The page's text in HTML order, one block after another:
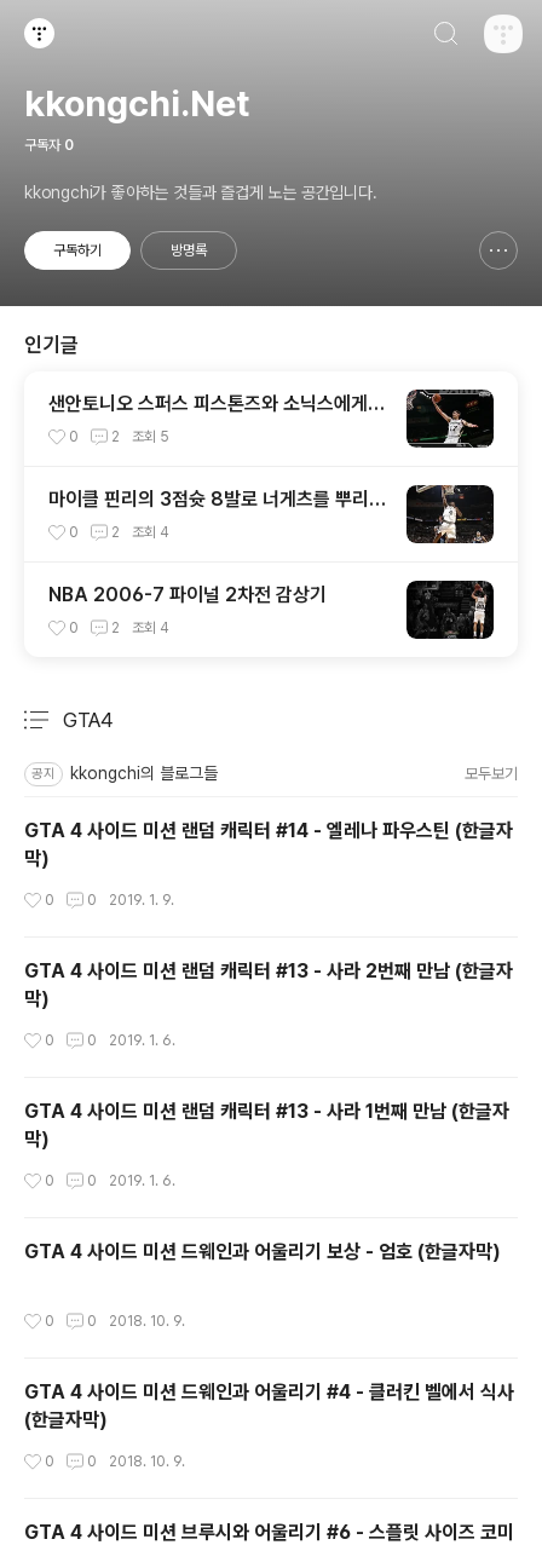
kkongchi.Net
구독자 0
kkongchi가 좋아하는 것들과 즐겁게 노는 공간입니다.
구독하기 방명록
인기글
샌안토니오 스퍼스 피스톤즈와 소닉스에게
이기면서 3연승
0 2 조회 5
마이클 핀리의 3점슛 8발로 너게츠를 뿌리치
고 스퍼스 2라운드 진출 (샌안토니오 vs 덴
0 2 조회 4
NBA 2006-7 파이널 2차전 감상기
0 2 조회 4
GTA4
공지 kkongchi의 블로그들 모두보기
GTA 4 사이드 미션 랜덤 캐릭터 #14 - 엘레나 파우스틴 (한글자
막)
0 0 2019. 1. 9.
GTA 4 사이드 미션 랜덤 캐릭터 #13 - 사라 2번째 만남 (한글자
막)
0 0 2019. 1. 6.
GTA 4 사이드 미션 랜덤 캐릭터 #13 - 사라 1번째 만남 (한글자
막)
0 0 2019. 1. 6.
GTA 4 사이드 미션 드웨인과 어울리기 보상 - 엄호 (한글자막)
0 0 2018. 10. 9.
GTA 4 사이드 미션 드웨인과 어울리기 #4 - 클러킨 벨에서 식사
(한글자막)
0 0 2018. 10. 9.
GTA 4 사이드 미션 브루시와 어울리기 #6 - 스플릿 사이즈 코미